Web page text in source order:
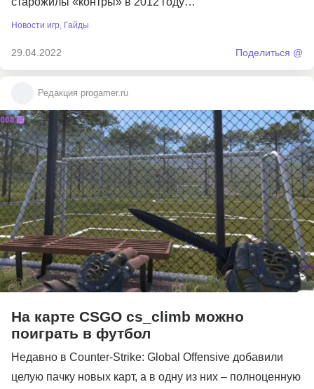
Новости игр, Гайды
29.04.2022 Поделиться @
Редакция progamer.ru
На карте CSGO cs_climb можно
поиграть в футбол
Недавно в Counter-Strike: Global Offensive добавили
целую пачку новых карт, а в одну из них – полноценную